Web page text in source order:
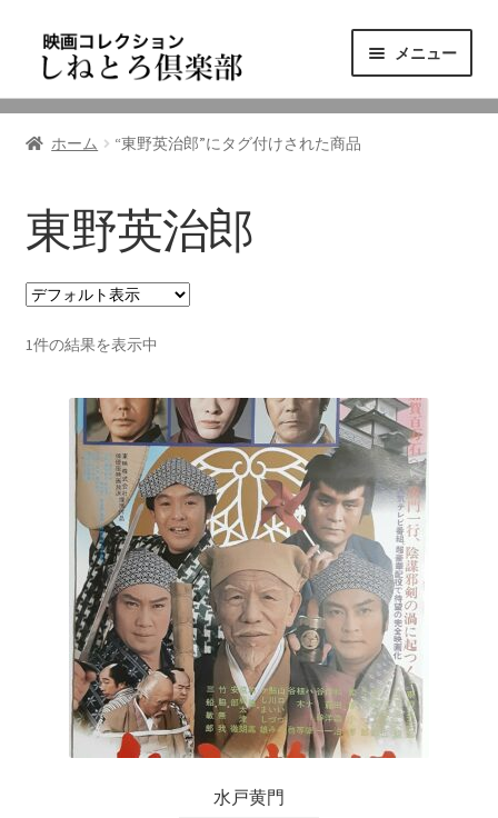
ゲ
シ
へ
キ
プ
テ
ツ
キ
プ
メニュー
ニュース
東三河の映画館
しねとろ倶楽部について
リンクの旅
ホーム “東野英治郎”にタグ付けされた商品
東野英治郎
1件の結果を表示中
水戸黄門